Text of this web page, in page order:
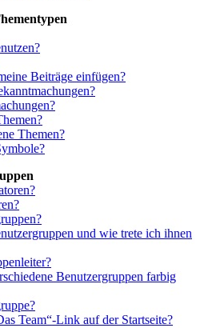
Beiträge einfügen?
Themen?
und wie trete ich ihnen
Benutzergruppen farbig
Team“-Link auf der Startseite?